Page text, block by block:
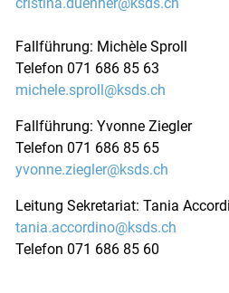
Fallführung: Michèle Sproll
Telefon 071 686 85 63
michele.sproll@ksds.ch
Fallführung: Yvonne Ziegler
Telefon 071 686 85 65
yvonne.ziegler@ksds.ch
Leitung Sekretariat: Tania
tania.accordino@ksds.ch
Telefon 071 686 85 60